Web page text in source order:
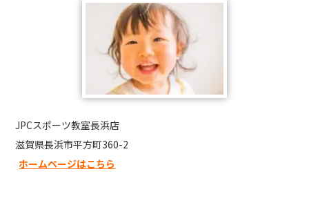
JPCスポーツ教室長浜店
滋賀県長浜市平方町360-2
ホームページはこちら